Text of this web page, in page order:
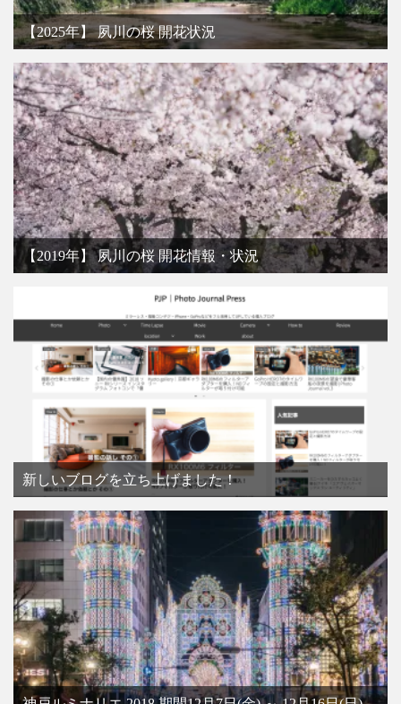
【2025年】 夙川の桜 開花状況
【2019年】 夙川の桜 開花情報・状況
新しいブログを立ち上げました！